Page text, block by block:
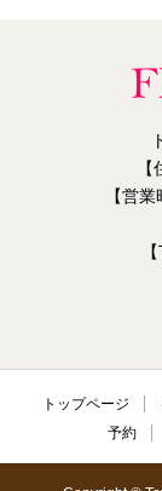
【営
トップページ
予約